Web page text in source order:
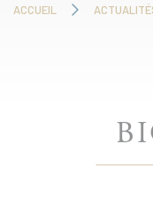
ACCUEIL